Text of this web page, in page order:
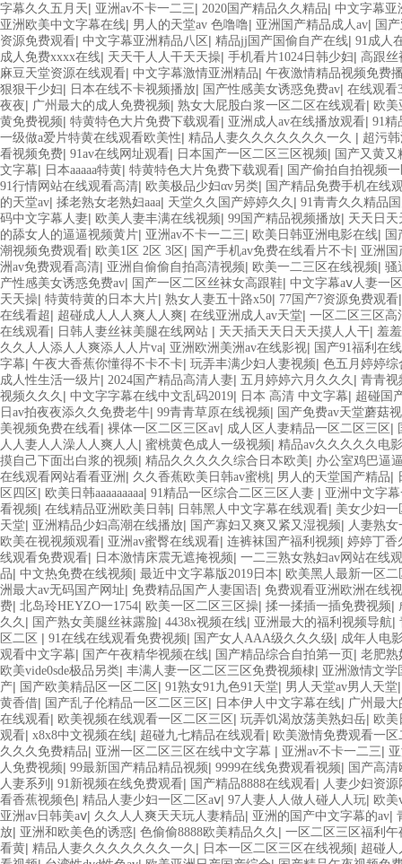
字幕久久五月天| 亚洲av不卡一二三| 2020国产精品久久精品| 中文字幕亚
亚洲欧美中文字幕在线| 男人的天堂av 色噜噜| 亚洲国产精品成人av| 国
资源免费观看| 中文字幕亚洲精品八区 | 精品jj国产国偷自产在线| 91成人
成人免费xxxx在线| 天天干人人干天天操| 手机看片1024日韩少妇| 高跟丝
麻豆天堂资源在线观看| 中文字幕激情亚洲精品| 午夜激情精品视频免费
狠狠干少妇| 日本在线不卡视频播放| 国产性感美女诱惑免费av| 在线观看
夜夜| 广州最大的成人免费视频| 熟女大屁股白浆一区二区在线观看| 欧
黄免费视频| 特黄特色大片免费下载观看| 亚洲成人av在线播放观看| 91精
一级做a爱片特黄在线观看欧美性| 精品人妻久久久久久久久一久 | 超污
看视频免费| 91av在线网址观看| 日本国产一区二区三区视频| 国产又黄
文字幕| 日本aaaaa特黄| 特黄特色大片免费下载观看| 国产偷拍自拍视频
91行情网站在线观看高清| 欧美极品少妇αv另类| 国产精品免费手机在线
的天堂av| 揉老熟女老熟妇aaa| 天堂久久国产婷婷久久 | 91青青久久精品
码中文字幕人妻| 欧美人妻丰满在线视频| 99国产精品视频播放| 天天日
的舔女人的逼逼视频黄片| 亚洲av不卡一二三| 欧美日韩亚洲电影在线|
潮视频免费观看| 欧美1区 2区 3区 | 国产手机av免费在线看片不卡| 亚洲国
洲av免费观看高清| 亚洲自偷偷自拍高清视频| 欧美一二三区在线视频| 骚
产性感美女诱惑免费av| 国产一区二区丝袜女高跟鞋| 中文字幕aⅴ人妻一
天天操| 特黄特黄的日本大片| 熟女人妻五十路x50| 77国产7资源免费观看
在线看超 | 超碰成人人人爽人人爽| 在线亚洲成人av天堂| 一区二区三区高
在线观看| 日韩人妻丝袜美腿在线网站 | 天天插天天日天天摸人人干| 羞
久久人人添人人爽添人人片va| 亚洲欧洲美洲av在线影视| 国产91福利在
字幕| 午夜大香蕉你懂得不卡不卡| 玩弄丰满少妇人妻视频| 色五月婷婷综
成人性生活一级片| 2024国产精品高清人妻| 五月婷婷六月久久久 | 青青视
视频久久久 | 中文字字幕在线中文乱码2019| 日本 高清 中文字幕| 超碰国
日av拍夜夜添久久免费老牛| 99青青草原在线视频| 国产免费av天堂蘑菇
美视频免费在线看| 裸体一区二区三区av| 成人区人妻精品一区二区三区 |
人人妻人人澡人人爽人人 | 蜜桃黄色成人一级视频| 精品av久久久久久电影
摸自己下面出白浆的视频| 精品久久久久久综合日本欧美| 办公室鸡巴逼
在线观看网站看看亚洲 | 久久香蕉欧美日韩av蜜桃| 男人的天堂国产精品|
区四区 | 欧美日韩aaaaaaaaa| 91精品一区综合二区三区人妻 | 亚洲中文字
看视频| 在线精品亚洲欧美日韩| 日韩黑人中文字幕在线观看| 美女少妇
天堂| 亚洲精品少妇高潮在线播放| 国产寡妇又爽又紧又湿视频| 人妻熟
欧美在视视频观看| 亚洲av蜜臀在线观看| 连裤袜国产福利视频| 婷婷丁香
线观看免费观看| 日本激情床震无遮掩视频| 一二三熟女熟妇av网站在线
品| 中文热免费在线视频| 最近中文字幕版2019日本| 欧美黑人最新一区二
洲最大av无码国产网址| 免费精品国产人妻国语| 免费观看亚洲欧洲在线
费| 北岛玲HEYZO一1754| 欧美一区二区三区操| 揉一揉插一插免费视频|
久久 | 国产熟女美腿丝袜露脸| 4438x视频在线| 亚洲最大的福利视频导航|
区二区 | 91在线在线观看免费视频| 国产女人AAA级久久久级| 成年人电
观看中文字幕| 国产午夜精华视频在线| 国产精品综合自拍第一页 | 老肥熟
欧美vide0sde极品另类| 丰满人妻一区二区三区免费视频棣| 亚洲激情文学
产| 国产欧美精品区一区二区 | 91熟女91九色91天堂| 男人天堂av男人天堂
黄香借| 国产乱子伦精品一区二区三区 | 日本伊人中文字幕在线| 广州最
在线观看| 欧美视频在线观看一区二区三区 | 玩弄饥渴放荡美熟妇岳| 欧
观看| x8x8中文视频在线| 超碰九七精品在线观看| 欧美激情免费观看一区
久久久免费精品| 亚洲一区二区三区在线中文字幕 | 亚洲av不卡一二三|
人免费视频| 99最新国产精品精品视频| 9999在线免费观看视频| 国产高
人妻系列 | 91新视频在线免费观看| 国产精品8888在线观看| 人妻少妇资源
看香蕉视频色| 精品人妻少妇一区二区aⅴ| 97人妻人人做人碰人人玩| 欧美
亚洲av日韩美aⅴ| 久久人人爽天天玩人妻精品| 亚洲的国产中文字幕的av|
放| 亚洲和欧美色的诱惑| 色偷偷8888欧美精品久久 | 一区二区三区福利午
看黄| 精品人妻久久久久久久久一久 | 日本一区二区三区在线视频| 超碰人